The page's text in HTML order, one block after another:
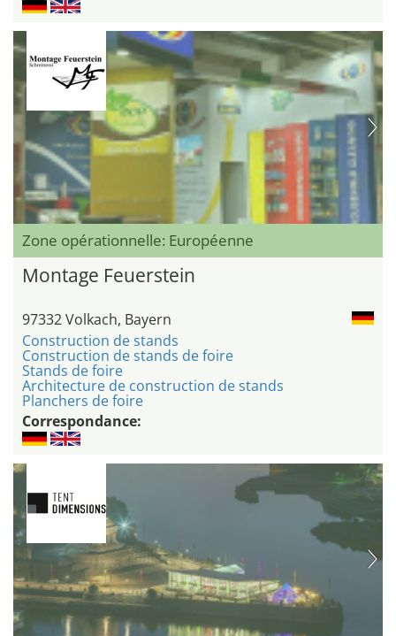
Zone opérationnelle: Européenne
Montage Feuerstein
97332 Volkach, Bayern
Construction de stands
Construction de stands de foire
Stands de foire
Architecture de construction de stands
Planchers de foire
Correspondance: